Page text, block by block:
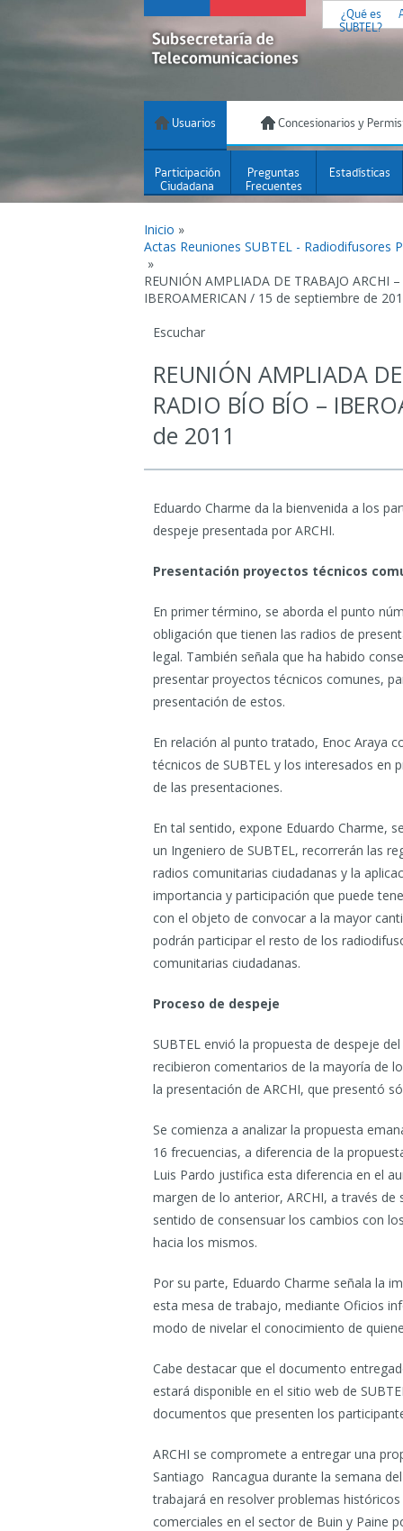
¿Qué es
SUBTEL?
Usuarios Concesionarios y
Participación
Ciudadana
Preguntas
Frecuentes
Estadísticas
Inicio »
Actas Reuniones SUBTEL - Radiodifusores
»
REUNIÓN AMPLIADA DE TRABAJO ARCHI
IBEROAMERICAN / 15 de septiembre de
Escuchar
REUNIÓN AMPLIADA
RADIO BÍO BÍO –
de 2011
Eduardo Charme da la bienvenida a los
despeje presentada por ARCHI.
Presentación proyectos técnicos
En primer término, se aborda el punto
obligación que tienen las radios de
legal. También señala que ha habido
presentar proyectos técnicos comunes,
presentación de estos.
En relación al punto tratado, Enoc Araya
técnicos de SUBTEL y los interesados en
de las presentaciones.
En tal sentido, expone Eduardo Charme,
un Ingeniero de SUBTEL, recorrerán las
radios comunitarias ciudadanas y la
importancia y participación que puede
con el objeto de convocar a la mayor
podrán participar el resto de los
comunitarias ciudadanas.
Proceso de despeje
SUBTEL envió la propuesta de despeje
recibieron comentarios de la mayoría de
la presentación de ARCHI, que presentó
Se comienza a analizar la propuesta
16 frecuencias, a diferencia de la
Luis Pardo justifica esta diferencia en el
margen de lo anterior, ARCHI, a través
sentido de consensuar los cambios con
hacia los mismos.
Por su parte, Eduardo Charme señala la
esta mesa de trabajo, mediante Oficios
modo de nivelar el conocimiento de
Cabe destacar que el documento
estará disponible en el sitio web de
documentos que presenten los
ARCHI se compromete a entregar una
Santiago  Rancagua durante la semana
trabajará en resolver problemas
comerciales en el sector de Buin y Paine